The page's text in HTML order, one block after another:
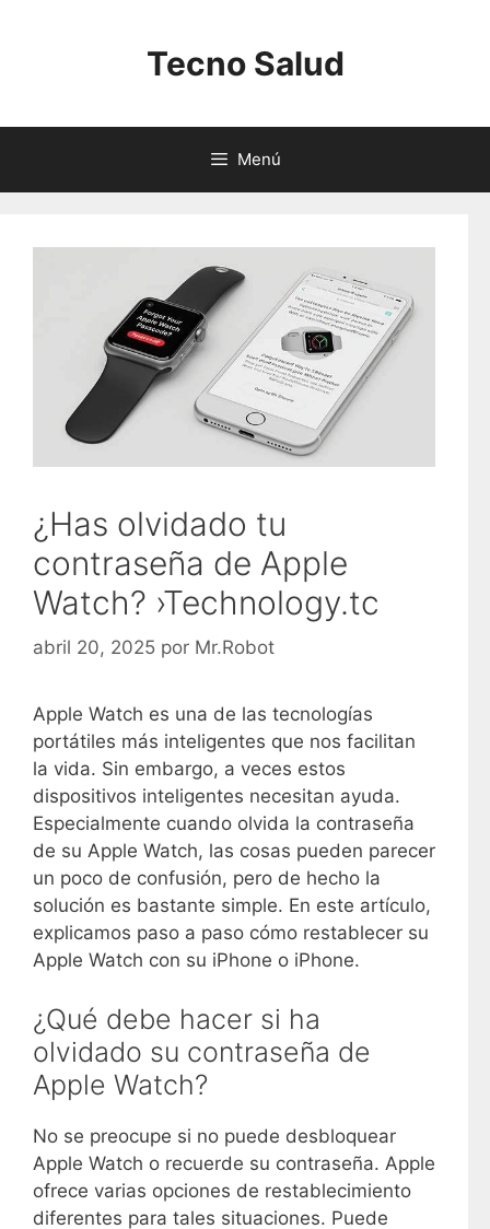
Tecno Salud
Menú
¿Has olvidado tu
contraseña de Apple
Watch? ›Technology.tc
abril 20, 2025 por Mr.Robot
Apple Watch es una de las tecnologías
portátiles más inteligentes que nos facilitan
la vida. Sin embargo, a veces estos
dispositivos inteligentes necesitan ayuda.
Especialmente cuando olvida la contraseña
de su Apple Watch, las cosas pueden parecer
un poco de confusión, pero de hecho la
solución es bastante simple. En este artículo,
explicamos paso a paso cómo restablecer su
Apple Watch con su iPhone o iPhone.
¿Qué debe hacer si ha
olvidado su contraseña de
Apple Watch?
No se preocupe si no puede desbloquear
Apple Watch o recuerde su contraseña. Apple
ofrece varias opciones de restablecimiento
diferentes para tales situaciones. Puede